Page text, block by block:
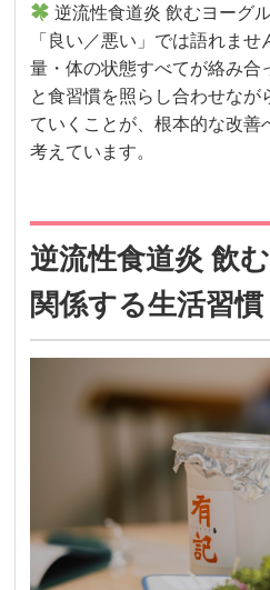
逆流性食道炎 飲むヨーグ
「良い／悪い」では語れませ
量・体の状態すべてが絡み合
と食習慣を照らし合わせなが
ていくことが、根本的な改善
考えています。
逆流性食道炎 飲
関係する生活習